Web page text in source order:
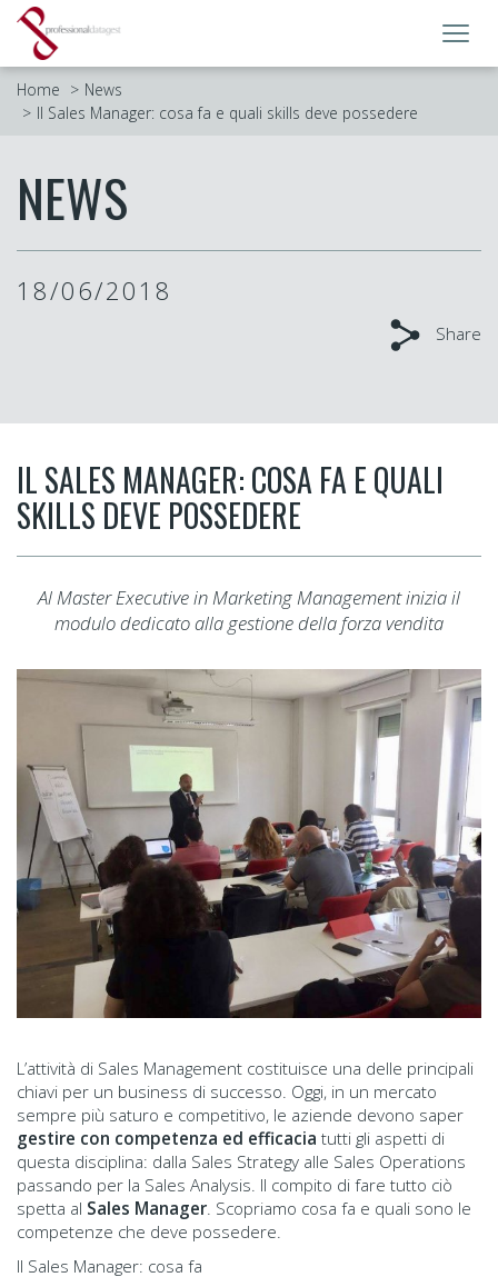
Home
News
Il Sales Manager: cosa fa e quali skills deve possedere
NEWS
18/06/2018
Share
IL SALES MANAGER: COSA FA E QUALI
SKILLS DEVE POSSEDERE
Al Master Executive in Marketing Management inizia il
modulo dedicato alla gestione della forza vendita
L’attività di Sales Management costituisce una delle principali
chiavi per un business di successo. Oggi, in un mercato
sempre più saturo e competitivo, le aziende devono saper
gestire con competenza ed efficacia tutti gli aspetti di
questa disciplina: dalla Sales Strategy alle Sales Operations
passando per la Sales Analysis. Il compito di fare tutto ciò
spetta al Sales Manager . Scopriamo cosa fa e quali sono le
competenze che deve possedere.
Il Sales Manager: cosa fa